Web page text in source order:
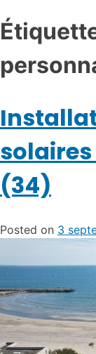
solaires
(34)
Posted on 3